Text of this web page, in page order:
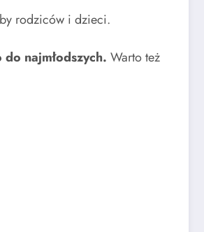
rodziców i dzieci.
najmłodszych. Warto też